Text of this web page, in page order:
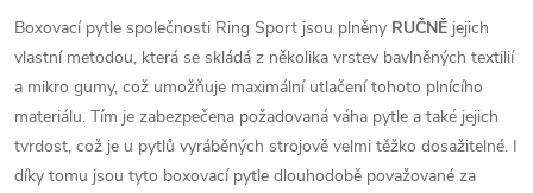
Boxovací pytle společnosti Ring Sport jsou plněny RUČNĚ jejich
vlastní metodou, která se skládá z několika vrstev bavlněných textilií
a mikro gumy, což umožňuje maximální utlačení tohoto plnícího
materiálu. Tím je zabezpečena požadovaná váha pytle a také jejich
tvrdost, což je u pytlů vyráběných strojově velmi těžko dosažitelné. I
díky tomu jsou tyto boxovací pytle dlouhodobě považované za